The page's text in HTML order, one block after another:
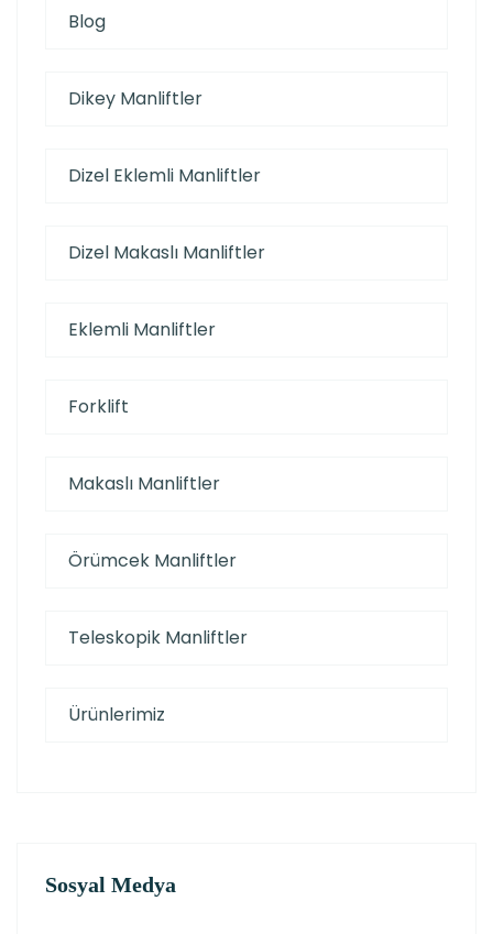
Blog
Dikey Manliftler
Dizel Eklemli Manliftler
Dizel Makaslı Manliftler
Eklemli Manliftler
Forklift
Makaslı Manliftler
Örümcek Manliftler
Teleskopik Manliftler
Ürünlerimiz
Sosyal Medya